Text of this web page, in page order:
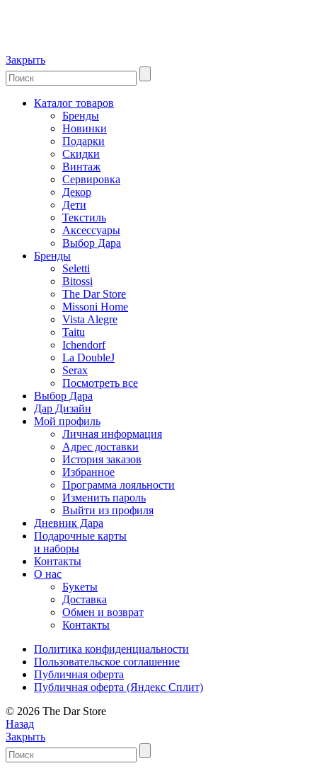
Закрыть
Каталог товаров
Бренды
Новинки
Подарки
Скидки
Винтаж
Сервировка
Декор
Дети
Текстиль
Аксессуары
Выбор Дара
Бренды
Seletti
Bitossi
The Dar Store
Missoni Home
Vista Alegre
Taitu
Ichendorf
La DoubleJ
Serax
Посмотреть все
Выбор Дара
Дар Дизайн
Мой профиль
Личная информация
Адрес доставки
История заказов
Избранное
Программа лояльности
Изменить пароль
Выйти из профиля
Дневник Дара
Подарочные карты
и наборы
Контакты
О нас
Букеты
Доставка
Обмен и возврат
Контакты
Политика конфиденциальности
Пользовательское соглашение
Публичная оферта
Публичная оферта (Яндекс Сплит)
© 2026 The Dar Store
Назад
Закрыть